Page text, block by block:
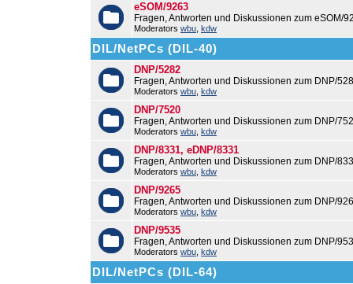
eSOM/9263
Fragen, Antworten und Diskussionen zum eSOM/
Moderators wbu kdw
DIL/NetPCs (DIL-40)
DNP/5282
Fragen, Antworten und Diskussionen zum DNP/
Moderators wbu kdw
DNP/7520
Fragen, Antworten und Diskussionen zum DNP/
Moderators wbu kdw
DNP/8331, eDNP/8331
Fragen, Antworten und Diskussionen zum DNP/
Moderators wbu kdw
DNP/9265
Fragen, Antworten und Diskussionen zum DNP/
Moderators wbu kdw
DNP/9535
Fragen, Antworten und Diskussionen zum DNP/
Moderators wbu kdw
DIL/NetPCs (DIL-64)